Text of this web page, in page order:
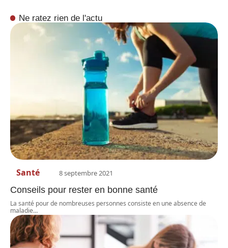
Ne ratez rien de l'actu
Santé 8 septembre 2021
Conseils pour rester en bonne santé
La santé pour de nombreuses personnes consiste en une absence de
maladie…